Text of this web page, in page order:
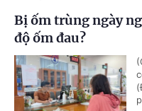
Bị ốm trùng ngày
độ ốm đau?